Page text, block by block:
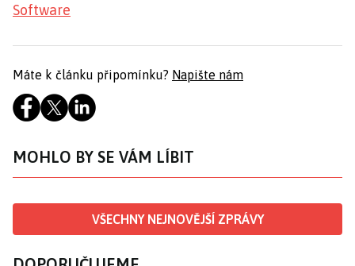
Software
Máte k článku připomínku? Napište nám
MOHLO BY SE VÁM LÍBIT
VŠECHNY NEJNOVĚJŠÍ ZPRÁVY